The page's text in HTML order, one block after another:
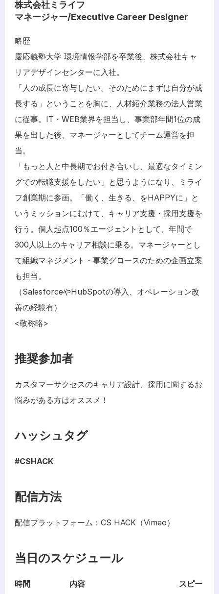
株式会社ミライフ
マネージャー/Executive Career Designer
略歴
慶応義塾大学 環境情報学部を卒業後、株式会社キャ
リアデザインセンターに入社。
「人の成長に寄与したい。そのためにまずは自分が成
長する」ということを胸に、人材紹介業務の法人営業
に従事。IT・WEB業界を担当し、事業部年間1位の成
果を出した後、マネージャーとしてチーム運営を担
当。
「もっと人と中長期でお付き合いし、最適なタイミン
グでの転職支援をしたい」と思うようになり、ミライ
フ創業期に参画。「働く、生きる、をHAPPYに」と
いうミッションにむけて、キャリア支援・採用支援を
行う。個人起点100％エージェントとして、年間で
300人以上のキャリア相談に乗る。マネージャーとし
て組織マネジメント・事業グロースのための企画立案
も担当。
（SalesforceやHubSpotの導入、オペレーション改
善の経験有）
<敬称略>
推奨参加者
カスタマーサクセスのキャリア設計、採用に関するお
悩みがある方はオススメ！
ハッシュタグ
#CSHACK
配信方法
配信プラットフォーム：CS HACK（Vimeo）
当日のスケジュール
時間　　　　　内容　　　　　　　　　　　　スピー